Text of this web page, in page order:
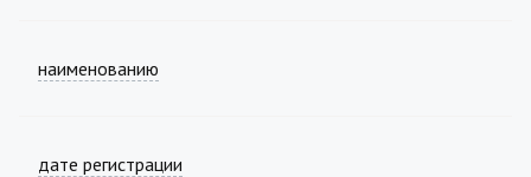
наименованию
дате регистрации